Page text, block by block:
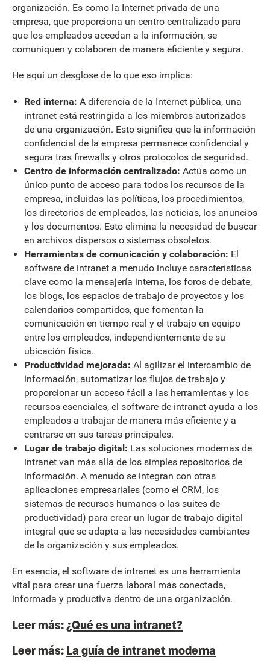
organización. Es como la Internet privada de una
empresa, que proporciona un centro centralizado para
que los empleados accedan a la información, se
comuniquen y colaboren de manera eficiente y segura.
He aquí un desglose de lo que eso implica:
Red interna: A diferencia de la Internet pública, una
intranet está restringida a los miembros autorizados
de una organización. Esto significa que la información
confidencial de la empresa permanece confidencial y
segura tras firewalls y otros protocolos de seguridad.
Centro de información centralizado: Actúa como un
único punto de acceso para todos los recursos de la
empresa, incluidas las políticas, los procedimientos,
los directorios de empleados, las noticias, los anuncios
y los documentos. Esto elimina la necesidad de buscar
en archivos dispersos o sistemas obsoletos.
Herramientas de comunicación y colaboración: El
software de intranet a menudo incluye características
clavecomo la mensajería interna, los foros de debate,
los blogs, los espacios de trabajo de proyectos y los
calendarios compartidos, que fomentan la
comunicación en tiempo real y el trabajo en equipo
entre los empleados, independientemente de su
ubicación física.
Productividad mejorada: Al agilizar el intercambio de
información, automatizar los flujos de trabajo y
proporcionar un acceso fácil a las herramientas y los
recursos esenciales, el software de intranet ayuda a los
empleados a trabajar de manera más eficiente y a
centrarse en sus tareas principales.
Lugar de trabajo digital: Las soluciones modernas de
intranet van más allá de los simples repositorios de
información. A menudo se integran con otras
aplicaciones empresariales (como el CRM, los
sistemas de recursos humanos o las suites de
productividad) para crear un lugar de trabajo digital
integral que se adapta a las necesidades cambiantes
de la organización y sus empleados.
En esencia, el software de intranet es una herramienta
vital para crear una fuerza laboral más conectada,
informada y productiva dentro de una organización.
Leer más:¿Qué es una intranet?
Leer más:La guía de intranet moderna